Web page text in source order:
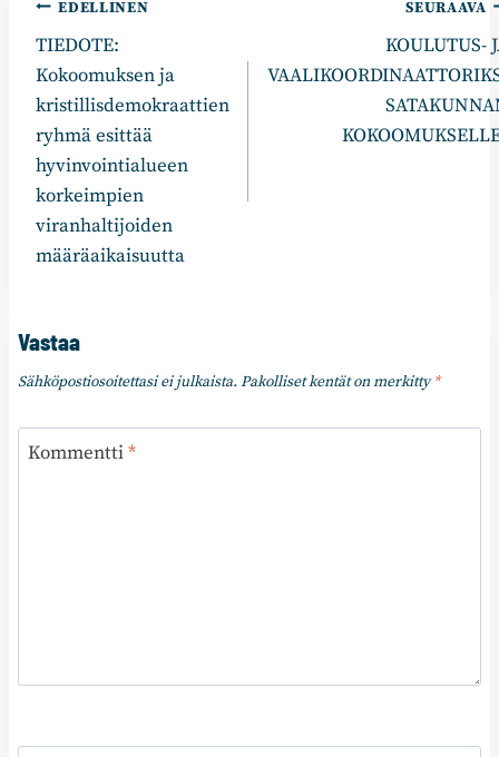
Artikkelien
selaus
EDELLINEN
TIEDOTE:
Kokoomuksen ja
kristillisdemokraattien
ryhmä esittää
hyvinvointialueen
korkeimpien
viranhaltijoiden
määräaikaisuutta
SEURAAVA
KOULUTUS-
Vastaa
Sähköpostiosoitettasi ei julkaista. Pakolliset kentät on merkitty*
Kommentti*